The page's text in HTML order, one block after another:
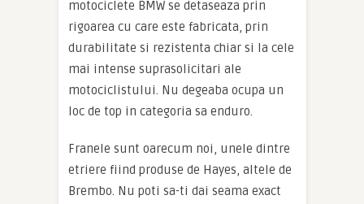
motociclete BMW se detaseaza prin
rigoarea cu care este fabricata, prin
durabilitate si rezistenta chiar si la cele
mai intense suprasolicitari ale
motociclistului. Nu degeaba ocupa un
loc de top in categoria sa enduro.
Franele sunt oarecum noi, unele dintre
etriere fiind produse de Hayes, altele de
Brembo. Nu poti sa-ti dai seama exact